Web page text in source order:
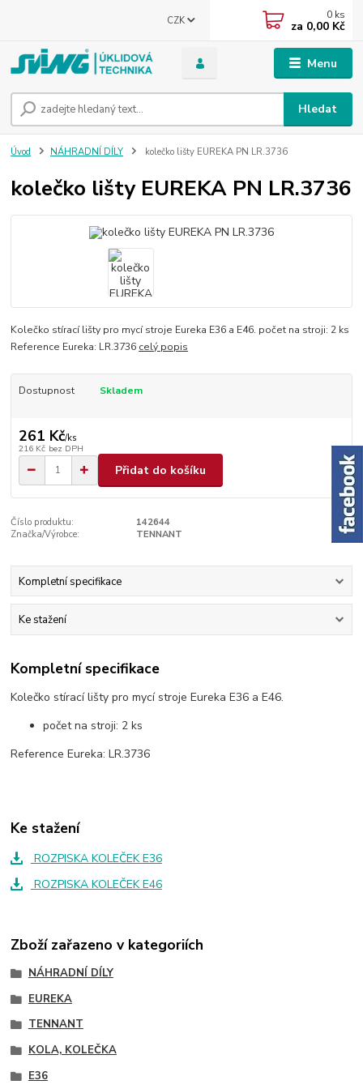
Menu
CZK
Hledat
0 ks
za 0,00 Kč
Úvod NÁHRADNÍ DÍLY kolečko lišty EUREKA PN LR.3736
kolečko lišty EUREKA PN LR.3736
Kolečko stírací lišty pro mycí stroje Eureka E36 a E46. počet na stroji: 2 ks
Reference Eureka: LR.3736 celý popis
Dostupnost Skladem
261 Kč/ks
216 Kč bez DPH
Přidat do košíku
Číslo produktu:
142644
Značka/Výrobce:
TENNANT
Kompletní specifikace
Ke stažení
Kompletní specifikace
Kolečko stírací lišty pro mycí stroje Eureka E36 a E46.
počet na stroji: 2 ks
Reference Eureka: LR.3736
Ke stažení
ROZPISKA KOLEČEK E36
ROZPISKA KOLEČEK E46
Zboží zařazeno v kategoriích
NÁHRADNÍ DÍLY
EUREKA
TENNANT
KOLA, KOLEČKA
E36